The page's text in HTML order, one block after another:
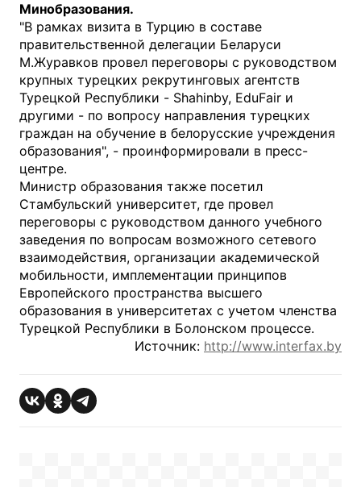
Минобразования.
"В рамках визита в Турцию в составе
правительственной делегации Беларуси
М.Журавков провел переговоры с руководством
крупных турецких рекрутинговых агентств
Турецкой Республики - Shahinby, EduFair и
другими - по вопросу направления турецких
граждан на обучение в белорусские учреждения
образования", - проинформировали в пресс-
центре.
Министр образования также посетил
Стамбульский университет, где провел
переговоры с руководством данного учебного
заведения по вопросам возможного сетевого
взаимодействия, организации академической
мобильности, имплементации принципов
Европейского пространства высшего
образования в университетах с учетом членства
Турецкой Республики в Болонском процессе.
Источник: http://www.interfax.by